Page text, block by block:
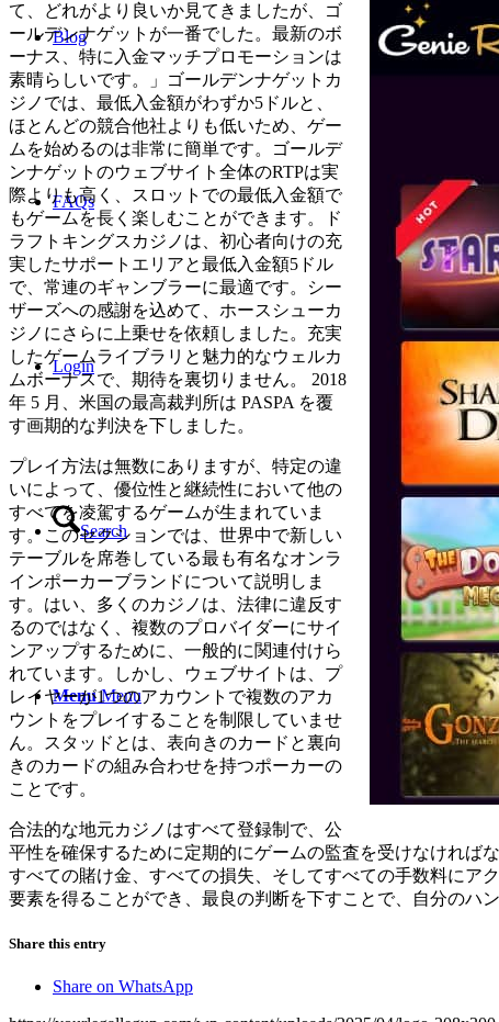
Blog
FAQs
Login
Search
Menu Menu
て、どれがより良いか見てきましたが、ゴ
ールデンナゲットが一番でした。最新のボ
ーナス、特に入金マッチプロモーションは
素晴らしいです。」ゴールデンナゲットカ
ジノでは、最低入金額がわずか5ドルと、
ほとんどの競合他社よりも低いため、ゲー
ムを始めるのは非常に簡単です。ゴールデ
ンナゲットのウェブサイト全体のRTPは実
際よりも高く、スロットでの最低入金額で
もゲームを長く楽しむことができます。ド
ラフトキングスカジノは、初心者向けの充
実したサポートエリアと最低入金額5ドル
で、常連のギャンブラーに最適です。シー
ザーズへの感謝を込めて、ホースシューカ
ジノにさらに上乗せを依頼しました。充実
したゲームライブラリと魅力的なウェルカ
ムボーナスで、期待を裏切りません。 2018
年 5 月、米国の最高裁判所は PASPA を覆
す画期的な判決を下しました。
プレイ方法は無数にありますが、特定の違
いによって、優位性と継続性において他の
すべてを凌駕するゲームが生まれていま
す。このセクションでは、世界中で新しい
テーブルを席巻している最も有名なオンラ
インポーカーブランドについて説明しま
す。はい、多くのカジノは、法律に違反す
るのではなく、複数のプロバイダーにサイ
ンアップするために、一般的に関連付けら
れています。しかし、ウェブサイトは、プ
レイヤーが1つのアカウントで複数のアカ
ウントをプレイすることを制限していませ
ん。スタッドとは、表向きのカードと裏向
きのカードの組み合わせを持つポーカーの
ことです。
合法的な地元カジノはすべて登録制で、公
平性を確保するために定期的にゲームの監査を受けなければ
すべての賭け金、すべての損失、そしてすべての手数料にア
要素を得ることができ、最良の判断を下すことで、自分のハ
Share this entry
Share on WhatsApp